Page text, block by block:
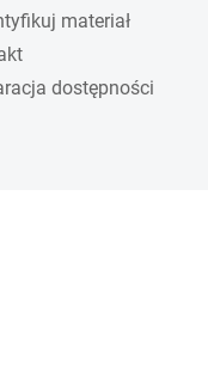
materiał
dostępności